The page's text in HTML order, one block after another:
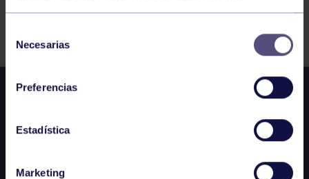
Necesarias
Preferencias
Estadística
Marketing